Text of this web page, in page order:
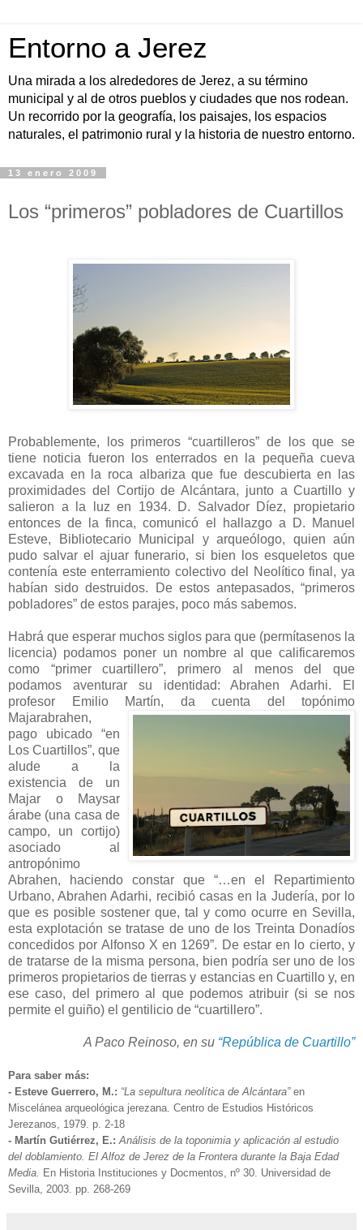
Entorno a Jerez
Una mirada a los alrededores de Jerez, a su término
municipal y al de otros pueblos y ciudades que nos rodean.
Un recorrido por la geografía, los paisajes, los espacios
naturales, el patrimonio rural y la historia de nuestro entorno.
13 enero 2009
Los “primeros” pobladores de Cuartillos
Probablemente, los primeros “cuartilleros” de los que se
tiene noticia fueron los enterrados en la pequeña cueva
excavada en la roca albariza que fue descubierta en las
proximidades del Cortijo de Alcántara, junto aCuartillo y
salieron a la luz en 1934. D. Salvador Díez, propietario
entonces de la finca, comunicó el hallazgo a D. Manuel
Esteve, Bibliotecario Municipal y arqueólogo, quien aún
pudo salvar el ajuar funerario, si bien los esqueletos que
contenía este enterramiento colectivo del Neolítico final, ya
habían sido destruidos. De estos antepasados, “primeros
pobladores” de estos parajes, poco más sabemos.
Habrá que esperar muchos siglos para que (permítasenos la
licencia) podamos poner un nombre al que calificaremos
como “primer cuartillero”, primero al menos del que
podamos aventurar su identidad: Abrahen Adarhi. El
profesor Emilio Martín, da cuenta del topónimo
Majarabrahen,
pago ubicado “en
Los Cuartillos”, que
alude a la
existencia de un
Majar o Maysar
árabe (una casa de
campo, un cortijo)
asociado al
antropónimo
Abrahen, haciendo constar que “…en el Repartimiento
Urbano, Abrahen Adarhi, recibió casas en la Judería, por lo
que es posible sostener que, tal y como ocurre en Sevilla,
esta explotación se tratase de uno de los Treinta Donadíos
concedidos por Alfonso X en 1269”. De estar en lo cierto, y
de tratarse de la misma persona, bien podría ser uno de los
primeros propietarios de tierras y estancias en Cuartillo y, en
ese caso, del primero al que podemos atribuir (si se nos
permite el guiño) el gentilicio de “cuartillero”.
A Paco Reinoso, en su “República de Cuartillo”
Para saber más:
- Esteve Guerrero, M.: “La sepultura neolítica de Alcántara”en
Miscelánea arqueológica jerezana. Centro de Estudios Históricos
Jerezanos, 1979. p. 2-18
- Martín Gutiérrez, E.: Análisis de la toponimia y aplicación al estudio
del doblamiento. El Alfoz de Jerez de la Frontera durante la Baja Edad
Media.
En Historia Instituciones y Docmentos, nº 30. Universidad de
Sevilla, 2003. pp. 268-269